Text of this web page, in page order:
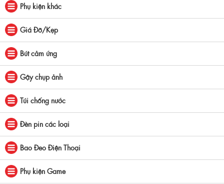
Phụ kiện khác
Giá Đỡ/Kẹp
Bút cảm ứng
Gậy chụp ảnh
Túi chống nước
Đèn pin các loại
Bao Đeo Điện Thoại
Phụ kiện Game